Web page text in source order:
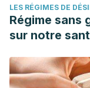
LES RÉGIMES DE
Régime sans
sur notre